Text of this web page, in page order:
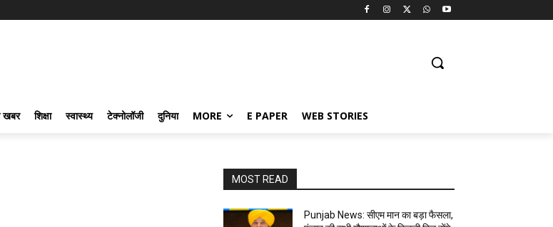
खबर शिक्षा स्वास्थ्य टेक्नोलॉजी दुनिया MORE E PAPER WEB STORIES
MOST READ
Punjab News: सीएम मान का बड़ा फैसला,